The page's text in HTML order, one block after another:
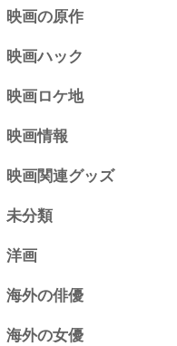
映画の原作
映画ハック
映画ロケ地
映画情報
映画関連グッズ
未分類
洋画
海外の俳優
海外の女優